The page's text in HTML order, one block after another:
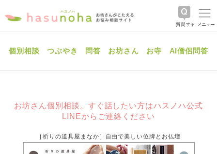
個別相談 つぶやき 問答 お坊さん お寺 AI僧侶問答
お坊さん個別相談。すぐ話したい方はハスノハ公式
LINEからご連絡ください
［祈りの道具屋まなか］自由で美しい位牌とお仏壇